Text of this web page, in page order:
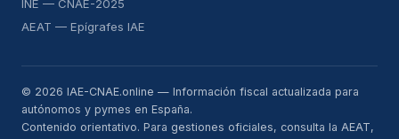
INE — CNAE-2025
AEAT — Epígrafes IAE
© 2026 IAE-CNAE.online — Información fiscal actualizada para
autónomos y pymes en España.
Contenido orientativo. Para gestiones oficiales, consulta la AEAT,